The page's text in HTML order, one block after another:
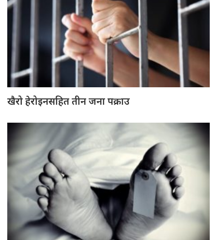
खैरो हेरोइनसहित तीन जना पक्राउ